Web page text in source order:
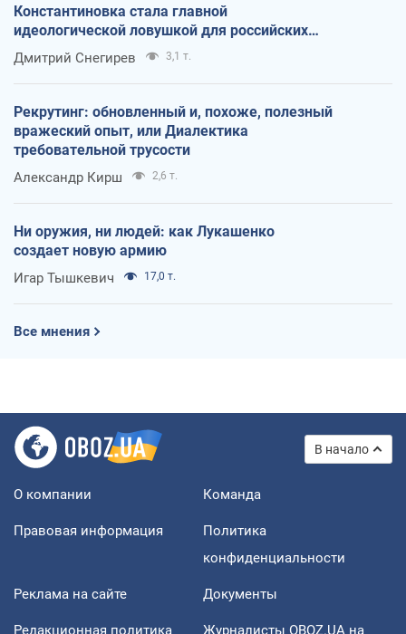
Константиновка стала главной
идеологической ловушкой для российских
оккупантов
Дмитрий Снегирев 3,1 т.
Рекрутинг: обновленный и, похоже, полезный
вражеский опыт, или Диалектика
требовательной трусости
Александр Кирш 2,6 т.
Ни оружия, ни людей: как Лукашенко
создает новую армию
Игар Тышкевич 17,0 т.
Все мнения
В начало
О компании Команда
Правовая информация
Политика
конфиденциальности
Реклама на сайте Документы
Редакционная политика
Журналисты OBOZ.UA на